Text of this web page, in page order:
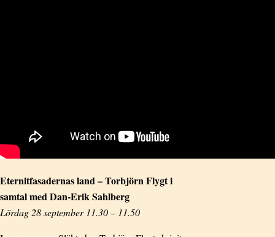
Eternitfasadernas land – Torbjörn Flygt i
samtal med Dan-Erik Sahlberg
Lördag 28 september 11.30 – 11.50